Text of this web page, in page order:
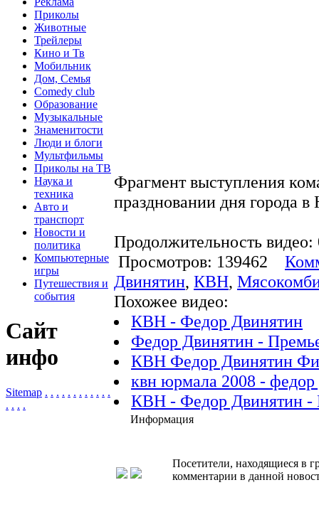
Приколы
Животные
Трейлеры
Кино и Тв
Мобильник
Дом, Семья
Comedy club
Образование
Музыкальные
Знаменитости
Люди и блоги
Мультфильмы
Приколы на ТВ
Наука и
техника
Авто и
транспорт
Новости и
политика
Компьютерные
игры
Путешествия и
события
Сайт
инфо
Sitemap . . . . . . . . . . . .
. . . .
Фрагмент выступления
праздновании дня города
Продолжительность
Просмотров: 139462
Двинятин, КВН,
Похожее видео:
КВН - Федор Двинятин
Федор Двинятин -
КВН Федор Двинятин
квн юрмала 2008 - федор
КВН - Федор Двинятин -
Информация
Посетители, находящиеся в
комментарии в данной